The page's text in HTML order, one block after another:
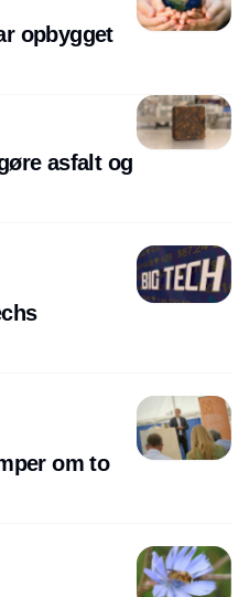
opbygget
asfalt og
om to